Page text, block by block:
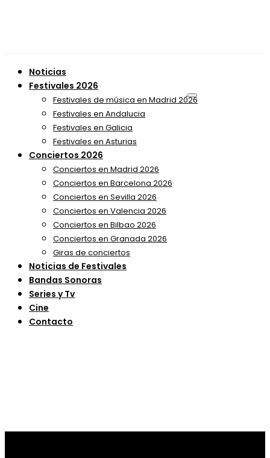
Noticias
Festivales 2026
Festivales de música en Madrid 2026
Festivales en Andalucia
Festivales en Galicia
Festivales en Asturias
Conciertos 2026
Conciertos en Madrid 2026
Conciertos en Barcelona 2026
Conciertos en Sevilla 2026
Conciertos en Valencia 2026
Conciertos en Bilbao 2026
Conciertos en Granada 2026
Giras de conciertos
Noticias de Festivales
Bandas Sonoras
Series y Tv
Cine
Contacto